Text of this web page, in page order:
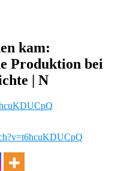
kam:
Produktion bei
| N